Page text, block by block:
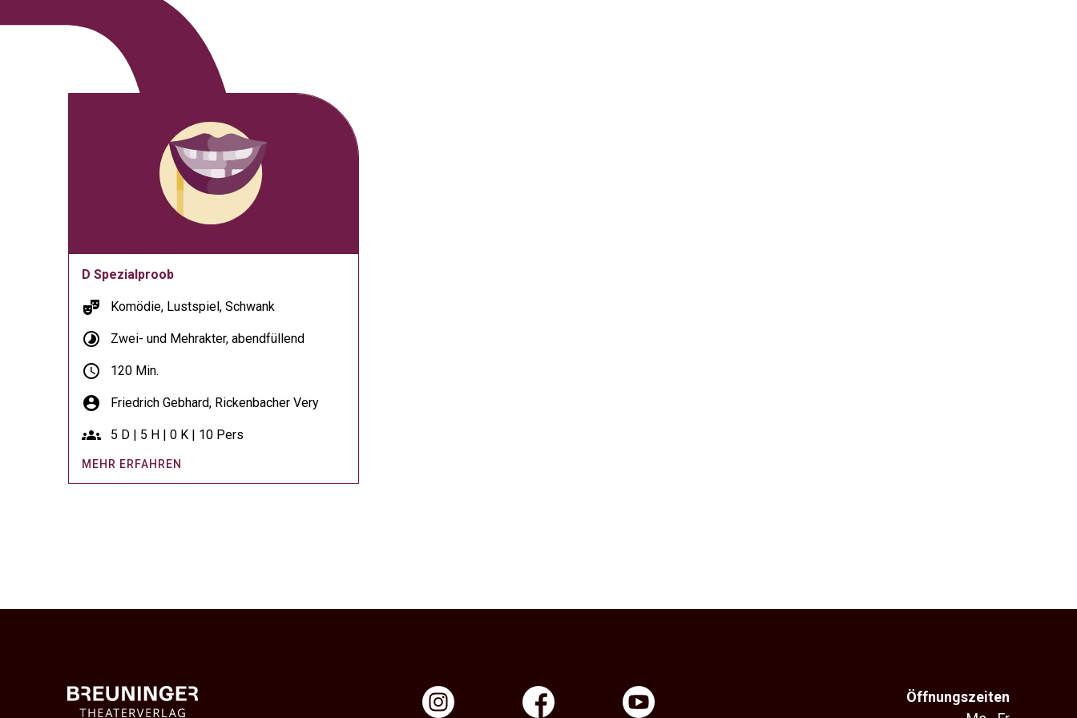
D Spezialproob
theater_comedy Komödie, Lustspiel, Schwank
timelapse Zwei- und Mehrakter, abendfüllend
schedule 120 Min.
account_circle Friedrich Gebhard,Rickenbacher Very
groups 5 D | 5 H | 0 K | 10 Pers
MEHR ERFAHREN
Öffnungszeiten